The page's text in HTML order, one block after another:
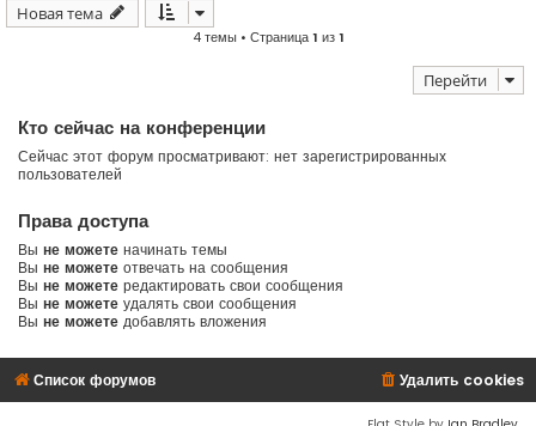
Новая тема
4 темы • Страница1 из1
Перейти
Кто сейчас на конференции
Сейчас этот форум просматривают: нет зарегистрированных
пользователей
Права доступа
Вы не можете начинать темы
Вы не можете отвечать на сообщения
Вы не можете редактировать свои сообщения
Вы не можете удалять свои сообщения
Вы не можете добавлять вложения
Список форумов Удалить cookies